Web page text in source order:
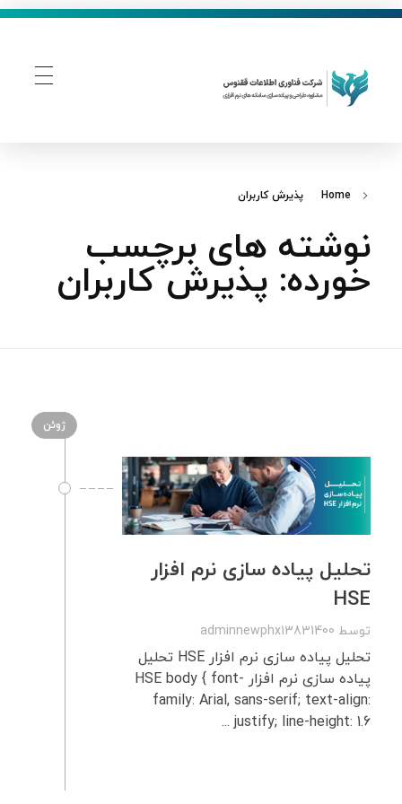
Home پذیرش کاربران
نوشته های برچسب
خورده: پذیرش کاربران
ژوئن
تحلیل پیاده‌ سازی نرم‌ افزار
HSE
توسط adminnewphx13831400
تحلیل پیاده‌ سازی نرم‌ افزار HSE تحلیل
پیاده‌ سازی نرم‌ افزار HSE body { font-
family: Arial, sans-serif; text-align:
justify; line-height: 1.6 ...